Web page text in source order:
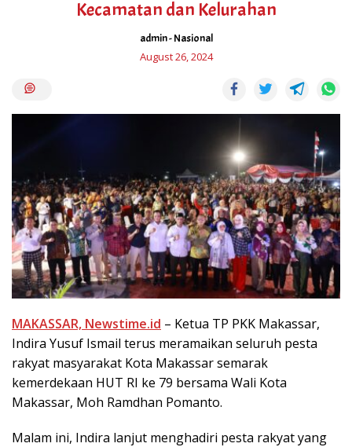
Kecamatan dan Kelurahan
admin-Nasional
August 26, 2024
MAKASSAR, Newstime.id – Ketua TP PKK Makassar,
Indira Yusuf Ismail terus meramaikan seluruh pesta
rakyat masyarakat Kota Makassar semarak
kemerdekaan HUT RI ke 79 bersama Wali Kota
Makassar, Moh Ramdhan Pomanto.
Malam ini, Indira lanjut menghadiri pesta rakyat yang